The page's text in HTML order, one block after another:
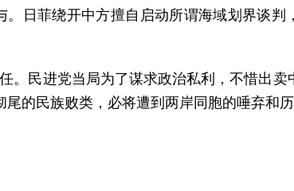
日菲绕开中方擅自启动所谓海域划界谈判
民进党当局为了谋求政治私利，不惜出卖
的民族败类，必将遭到两岸同胞的唾弃和历